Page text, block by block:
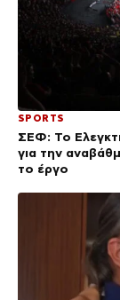
SPORTS
ΣΕΦ: Το
για την
το έργο